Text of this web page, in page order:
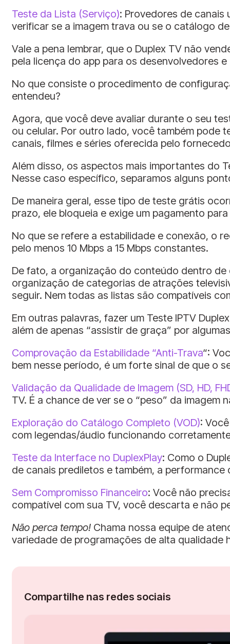
Teste da Lista (Serviço): Provedores de canais
verificar se a imagem trava ou se o catálogo
Vale a pena lembrar, que o Duplex TV não
pela licença do app para os desenvolvedores
No que consiste o procedimento de
entendeu?
Agora, que você deve avaliar durante o seu
ou celular. Por outro lado, você também pode
canais, filmes e séries oferecida pelo
Além disso, os aspectos mais importantes do
Nesse caso específico, separamos alguns
De maneira geral, esse tipo de teste grátis
prazo, ele bloqueia e exige um pagamento
No que se refere a estabilidade e conexão, o
pelo menos 10 Mbps a 15 Mbps constantes.
De fato, a organização do conteúdo dentro de
organização de categorias de atrações
seguir. Nem todas as listas são compatíveis
Em outras palavras, fazer um Teste IPTV
além de apenas “assistir de graça” por
Comprovação da Estabilidade “Anti-Trava“:
bem nesse período, é um forte sinal de que o
Validação da Qualidade de Imagem (SD, HD,
TV. É a chance de ver se o “peso” da imagem
Exploração do Catálogo Completo (VOD):
com legendas/áudio funcionando
Teste da Interface no DuplexPlay: Como o
de canais prediletos e também, a performance
Sem Compromisso Financeiro: Você não
compatível com sua TV, você descarta e não
Não perca tempo! Chama nossa equipe de
variedade de programações de alta qualidade
Compartilhe nas redes sociais